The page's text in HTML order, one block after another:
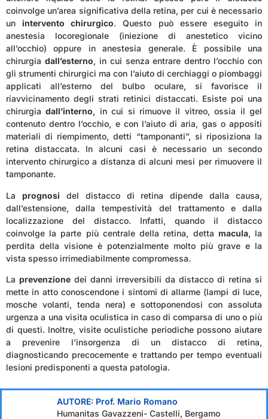
coinvolge un’area significativa della retina, per cui è necessario
unintervento chirurgico. Questo può essere eseguito in
anestesia locoregionale (iniezione di anestetico vicino
all’occhio) oppure in anestesia generale. È possibile una
chirurgia dall’esterno, in cui senza entrare dentro l’occhio con
gli strumenti chirurgici ma con l’aiuto di cerchiaggi o piombaggi
applicati all’esterno del bulbo oculare, si favorisce il
riavvicinamento degli strati retinici distaccati. Esiste poi una
chirurgiadall’interno, in cui si rimuove il vitreo, ossia il gel
contenuto dentro l’occhio, e con l’aiuto di aria, gas o appositi
materiali di riempimento, detti “tamponanti”, si riposiziona la
retina distaccata. In alcuni casi è necessario un secondo
intervento chirurgico a distanza di alcuni mesi per rimuovere il
tamponante.
La prognosi del distacco di retina dipende dalla causa,
dall’estensione, dalla tempestività del trattamento e dalla
localizzazione del distacco. Infatti, quando il distacco
coinvolge la parte più centrale della retina, detta macula, la
perdita della visione è potenzialmente molto più grave e la
vista spesso irrimediabilmente compromessa.
La prevenzione dei danni irreversibili da distacco di retina si
mette in atto conoscendone i sintomi di allarme (lampi di luce,
mosche volanti, tenda nera) e sottoponendosi con assoluta
urgenza a una visita oculistica in caso di comparsa di uno o più
di questi. Inoltre, visite oculistiche periodiche possono aiutare
a prevenire l’insorgenza di un distacco di retina,
diagnosticando precocemente e trattando per tempo eventuali
lesioni predisponenti a questa patologia.
AUTORE: Prof. Mario Romano
Humanitas Gavazzeni- Castelli, Bergamo